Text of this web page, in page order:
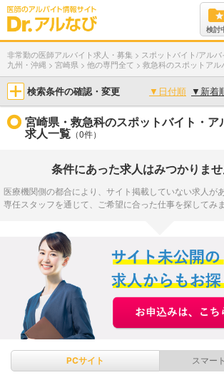
検討
非常勤の医師アルバイト求人・募集 > スポットバイト/アル
九州・沖縄 > 宮崎県 > 他の専門全て > 救急科のスポットアル
検索条件の確認・変更 ▼ 日付順 ▼ 新着
宮崎県・救急科のスポットバイト・ア
求人一覧 （0件）
条件にあった求人はみつかりま
医療機関側の都合により、サイト掲載していない求人があ
専任スタッフを通じて、ご希望に合った仕事を探してみ
PCサイト スマー